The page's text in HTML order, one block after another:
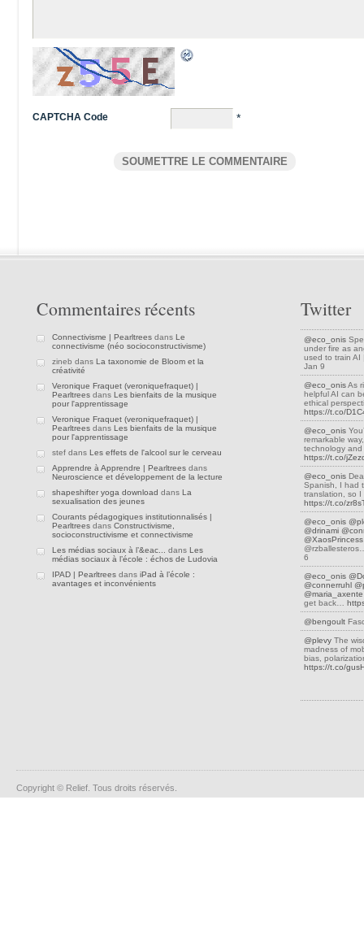
CAPTCHA Code *
Commentaires récents
Connectivisme | Pearltrees dans Le
connectivisme (néo socioconstructivisme)
zineb dans La taxonomie de Bloom et la
créativité
Veronique Fraquet (veroniquefraquet) |
Pearltrees dans Les bienfaits de la musique
pour l'apprentissage
Veronique Fraquet (veroniquefraquet) |
Pearltrees dans Les bienfaits de la musique
pour l'apprentissage
stef dans Les effets de l'alcool sur le cerveau
Apprendre à Apprendre | Pearltrees dans
Neuroscience et développement de la lecture
shapeshifter yoga download dans La
sexualisation des jeunes
Courants pédagogiques institutionnalisés |
Pearltrees dans Constructivisme,
socioconstructivisme et connectivisme
Les médias sociaux à l’&eac...
dans Les
médias sociaux à l’école : échos de Ludovia
IPAD | Pearltrees dans iPad à l’école :
avantages et inconvénients
Twitter
@eco_onis
under fire as
used to train
Jan 9
@eco_onisAs
helpful AI can
ethical
https://t.co/
@eco_onis
remarkable
technology
https://t.co/
@eco_onis
Spanish, I had
translation, so
https://t.co/
@eco_onis
@drinami
@XaosPrincess
6
@eco_onis
@connerruhl
@maria_axente
get back…
@bengoult
@plevy The
madness of
bias,
https://t.co/
Copyright © Relief. Tous droits réservés.